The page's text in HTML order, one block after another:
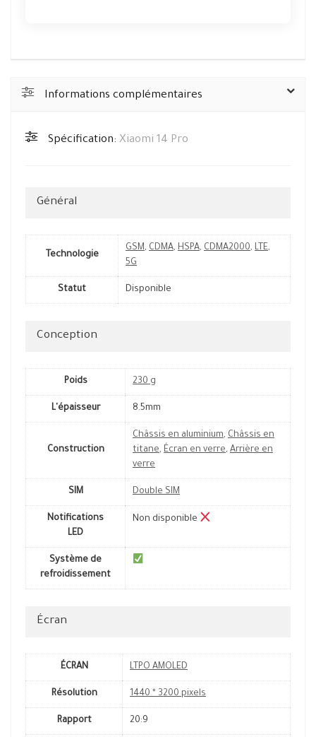
Informations complémentaires
Spécification: Xiaomi 14 Pro
Général
Technologie
GSM, CDMA, HSPA, CDMA2000, LTE,
5G
Statut Disponible
Conception
Poids 230 g
L'épaisseur 8.5mm
Construction
Châssis en aluminium, Châssis en
titane, Écran en verre, Arrière en
verre
SIM Double SIM
Notifications
LED
Non disponible
Système de
refroidissement
Écran
ÉCRAN LTPO AMOLED
Résolution 1440 * 3200 pixels
Rapport 20:9